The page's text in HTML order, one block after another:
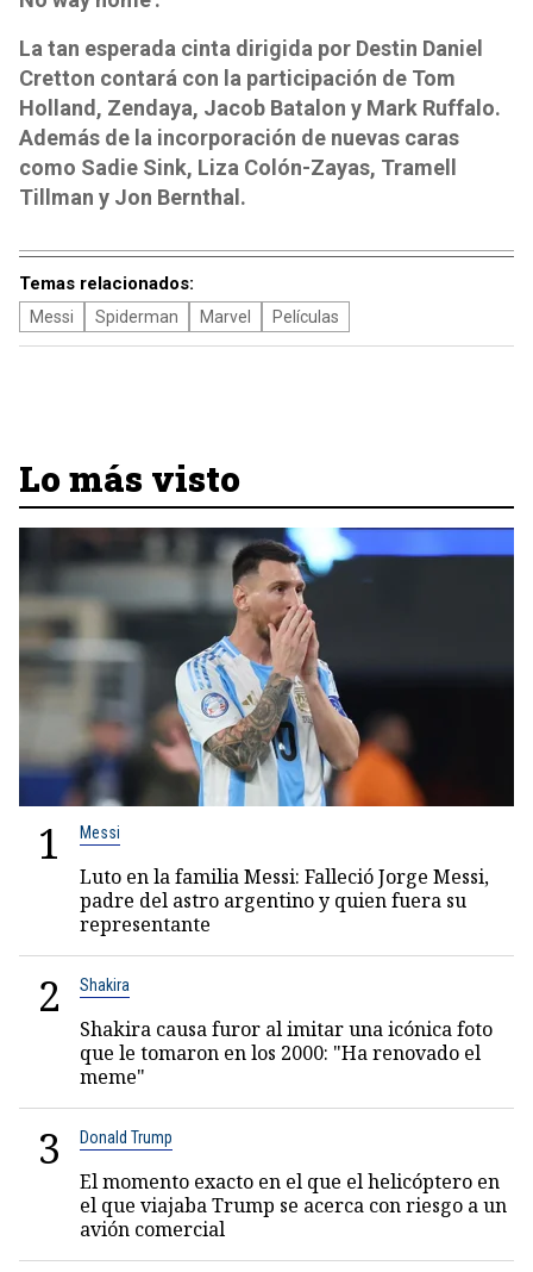
La tan esperada cinta dirigida por Destin Daniel
Cretton contará con la participación de Tom
Holland, Zendaya, Jacob Batalon y Mark Ruffalo.
Además de la incorporación de nuevas caras
como Sadie Sink, Liza Colón-Zayas, Tramell
Tillman y Jon Bernthal.
Temas relacionados:
Messi Spiderman Marvel Películas
Lo más visto
1 Messi
Luto en la familia Messi: Falleció Jorge Messi,
padre del astro argentino y quien fuera su
representante
2 Shakira
Shakira causa furor al imitar una icónica foto
que le tomaron en los 2000: "Ha renovado el
meme"
3 Donald Trump
El momento exacto en el que el helicóptero en
el que viajaba Trump se acerca con riesgo a un
avión comercial